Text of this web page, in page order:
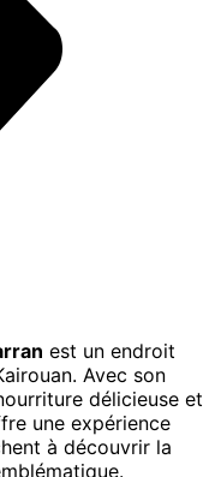
est un endroit
Avec son
délicieuse et
une expérience
à découvrir la